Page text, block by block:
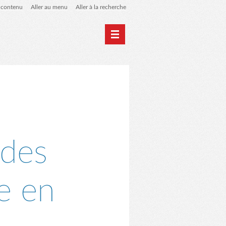
Aller au menu Aller à la recherche
en